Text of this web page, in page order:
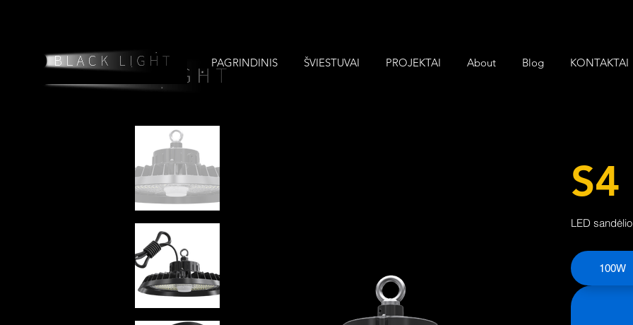
PAGRINDINIS ŠVIESTUVAI PROJEKTAI About Blog KONTAKTAI
S4
LED
100W